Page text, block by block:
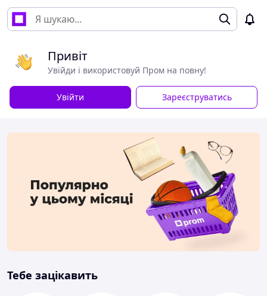
Привіт
Увійди і використовуй Пром на повну!
Увійти Зареєструватись
Тебе зацікавить